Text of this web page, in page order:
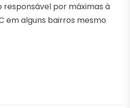
responsável por máximas à
em alguns bairros mesmo